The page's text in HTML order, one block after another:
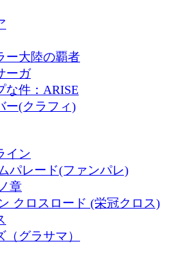
ー大陸の覇者
ーガ
な件：ARISE
ー(クラフィ)
イン
パレード(ファンパレ)
章
クロスロード (栄冠クロス)
グラサマ）